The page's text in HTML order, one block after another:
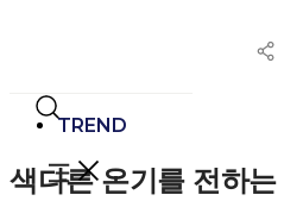
뛰
TREND
색다른 온기를 전하는